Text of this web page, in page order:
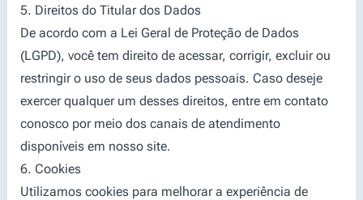
5. Direitos do Titular dos Dados
De acordo com a Lei Geral de Proteção de Dados
(LGPD), você tem direito de acessar, corrigir, excluir ou
restringir o uso de seus dados pessoais. Caso deseje
exercer qualquer um desses direitos, entre em contato
conosco por meio dos canais de atendimento
disponíveis em nosso site.
6. Cookies
Utilizamos cookies para melhorar a experiência de